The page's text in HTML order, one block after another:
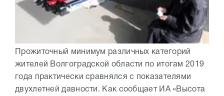
Прожиточный минимум различных категорий
жителей Волгоградской области по итогам 2019
года практически сравнялся с показателями
двухлетней давности. Как сообщает ИА «Высота